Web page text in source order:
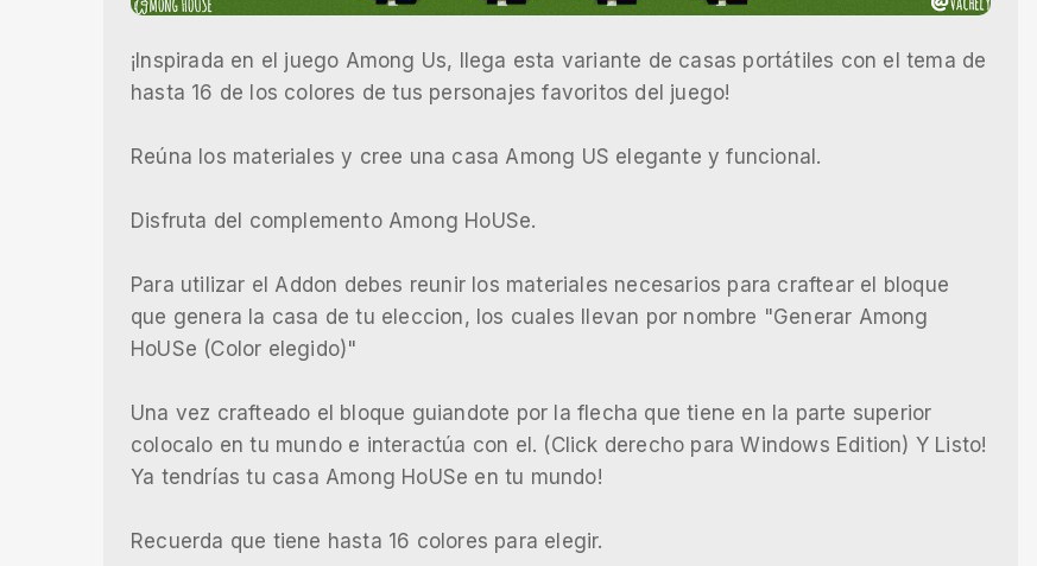
¡Inspirada en el juego Among Us, llega esta variante de casas portátiles con el tema de
hasta 16 de los colores de tus personajes favoritos del juego!
Reúna los materiales y cree una casa Among US elegante y funcional.
Disfruta del complemento Among HoUSe.
Para utilizar el Addon debes reunir los materiales necesarios para craftear el bloque
que genera la casa de tu eleccion, los cuales llevan por nombre "Generar Among
HoUSe (Color elegido)"
Una vez crafteado el bloque guiandote por la flecha que tiene en la parte superior
colocalo en tu mundo e interactúa con el. (Click derecho para Windows Edition) Y Listo!
Ya tendrías tu casa Among HoUSe en tu mundo!
Recuerda que tiene hasta 16 colores para elegir.